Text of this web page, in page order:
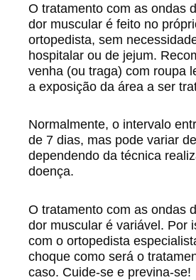
O tratamento com as ondas
dor muscular é feito no
ortopedista, sem
hospitalar ou de jejum.
venha (ou traga) com roupa
a exposição da área a ser
Normalmente, o intervalo
de 7 dias, mas pode variar
dependendo da técnica
doença.
O tratamento com as ondas
dor muscular é variável. Por
com o ortopedista
choque como será o
caso. Cuide-se e previna-se!